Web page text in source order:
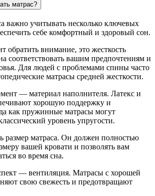
матрас?
важно учитывать несколько ключевых
себе комфортный и здоровый сон.
обратить внимание, это жесткость
соответствовать вашим предпочтениям и
Для людей с проблемами спины часто
матрасы средней жесткости.
— материал наполнителя. Латекс и
хорошую поддержку и
как пружинные матрасы могут
уровень упругости.
размер матраса. Он должен полностью
вашей кровати и позволять вам
во время сна.
— вентиляция. Матрасы с хорошей
свою свежесть и предотвращают